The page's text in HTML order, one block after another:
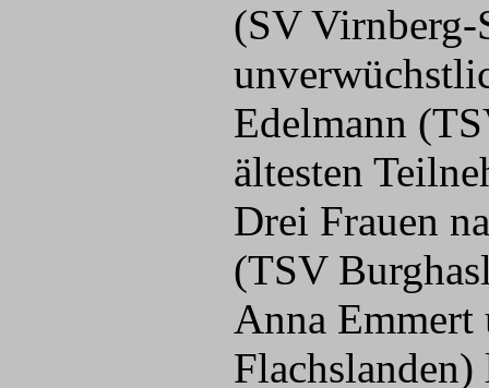
(SV
Edelmann
ältesten
Drei Frauen
(TSV
Anna